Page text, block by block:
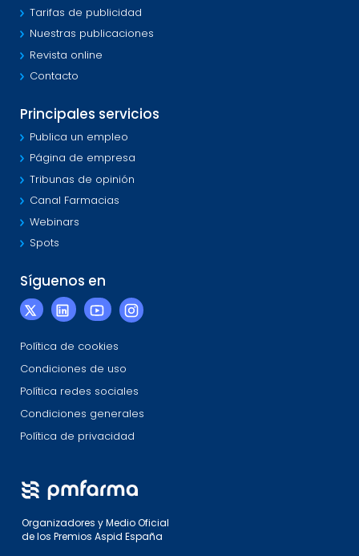
Tarifas de publicidad
Nuestras publicaciones
Revista online
Contacto
Principales servicios
Publica un empleo
Página de empresa
Tribunas de opinión
Canal Farmacias
Webinars
Spots
Síguenos en
Política de cookies
Condiciones de uso
Política redes sociales
Condiciones generales
Política de privacidad
Organizadores y Medio Oficial
de los Premios Aspid España